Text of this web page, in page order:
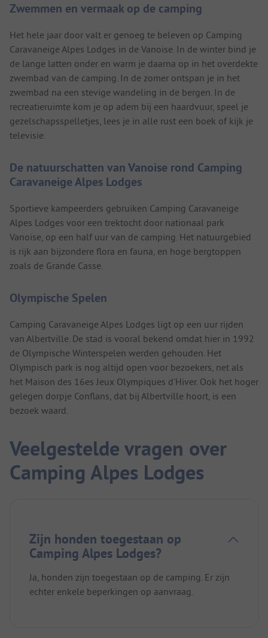
Zwemmen en vermaak op de camping
Het hele jaar door valt er genoeg te beleven op Camping
Caravaneige Alpes Lodges in de Vanoise. In de winter bind je
de lange latten onder en warm je daarna op in het overdekte
zwembad van de camping. In de zomer ontspan je in het
zwembad na een stevige wandeling in de bergen. In de
recreatieruimte kom je op adem bij een haardvuur, speel je
gezelschapsspelletjes, lees je in alle rust een boek of kijk je
televisie.
De natuurschatten van Vanoise rond Camping
Caravaneige Alpes Lodges
Sportieve kampeerders gebruiken Camping Caravaneige
Alpes Lodges voor een trektocht door nationaal park
Vanoise, op een half uur van de camping. Het natuurgebied
is rijk aan bijzondere flora en fauna, en hoge bergtoppen
zoals de Grande Casse.
Olympische Spelen
Camping Caravaneige Alpes Lodges ligt op een uur rijden
van Albertville. De stad is vooral bekend omdat hier in 1992
de Olympische Winterspelen werden gehouden. Het
Olympisch park is nog altijd open voor bezoekers, net als
het Maison des 16es Jeux Olympiques d'Hiver. Ook het hoger
gelegen dorpje Conflans, dat bij Albertville hoort, is een
bezoek waard.
Veelgestelde vragen over
Camping Alpes Lodges
Zijn honden toegestaan op
Camping Alpes Lodges?
Ja, honden zijn toegestaan op de camping. Er zijn
echter enkele beperkingen op aanvraag.